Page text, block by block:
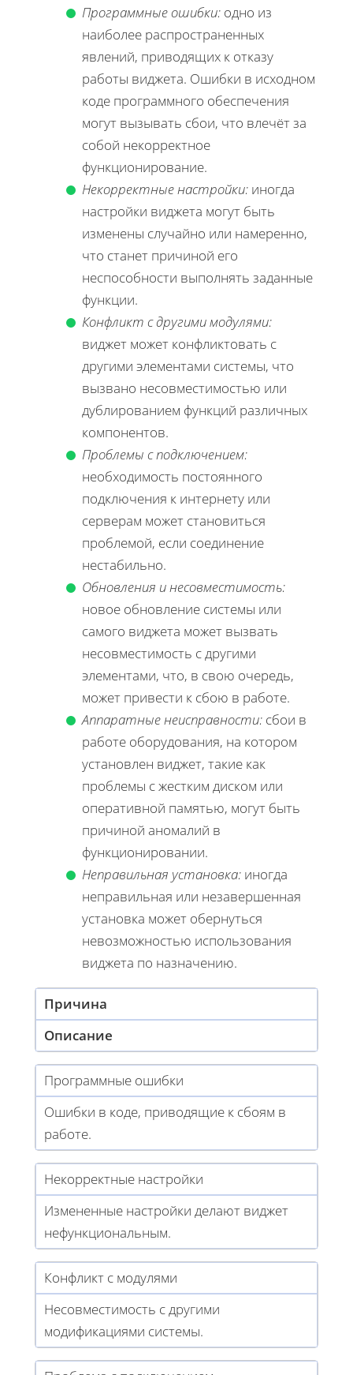
Программные ошибки: одно из
наиболее распространенных
явлений, приводящих к отказу
работы виджета. Ошибки в исходном
коде программного обеспечения
могут вызывать сбои, что влечёт за
собой некорректное
функционирование.
Некорректные настройки: иногда
настройки виджета могут быть
изменены случайно или намеренно,
что станет причиной его
неспособности выполнять заданные
функции.
Конфликт с другими модулями:
виджет может конфликтовать с
другими элементами системы, что
вызвано несовместимостью или
дублированием функций различных
компонентов.
Проблемы с подключением:
необходимость постоянного
подключения к интернету или
серверам может становиться
проблемой, если соединение
нестабильно.
Обновления и несовместимость:
новое обновление системы или
самого виджета может вызвать
несовместимость с другими
элементами, что, в свою очередь,
может привести к сбою в работе.
Аппаратные неисправности: сбои в
работе оборудования, на котором
установлен виджет, такие как
проблемы с жестким диском или
оперативной памятью, могут быть
причиной аномалий в
функционировании.
Неправильная установка: иногда
неправильная или незавершенная
установка может обернуться
невозможностью использования
виджета по назначению.
Причина
Описание
Программные ошибки
Ошибки в коде, приводящие к сбоям в
работе.
Некорректные настройки
Измененные настройки делают виджет
нефункциональным.
Конфликт с модулями
Несовместимость с другими
модификациями системы.